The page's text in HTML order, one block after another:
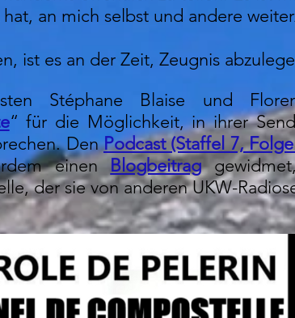
an mich selbst und andere
ist es an der Zeit, Zeugnis
Stéphane Blaise und
“ für die Möglichkeit, in ihrer
DenPodcast (Staffel 7,
einenBlogbeitrag
der sie von anderen UKW-